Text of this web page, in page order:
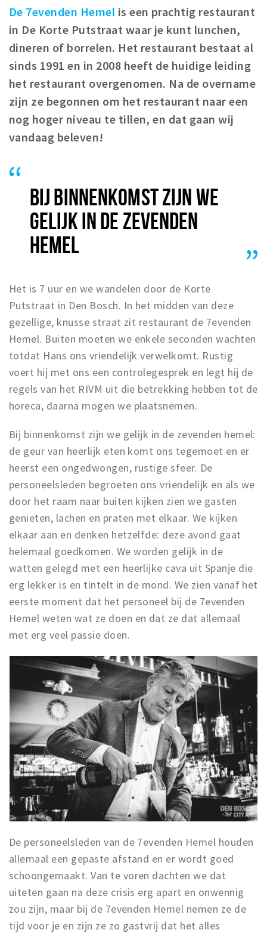
Winkelgebieden
Parkeren
Bezienswaardigheden
Musea, theaters & podia
Uitjes & activiteiten
Toeristische routes
Natuurgebieden
Andere City Apps
Inloggen
De 7evenden Hemel is een prachtig restaurant
in De Korte Putstraat waar je kunt lunchen,
dineren of borrelen. Het restaurant bestaat al
sinds 1991 en in 2008 heeft de huidige leiding
het restaurant overgenomen. Na de overname
zijn ze begonnen om het restaurant naar een
nog hoger niveau te tillen, en dat gaan wij
vandaag beleven!
BIJ BINNENKOMST ZIJN WE
GELIJK IN DE ZEVENDEN
HEMEL
Het is 7 uur en we wandelen door de Korte
Putstraat in Den Bosch. In het midden van deze
gezellige, knusse straat zit restaurant de 7evenden
Hemel. Buiten moeten we enkele seconden wachten
totdat Hans ons vriendelijk verwelkomt. Rustig
voert hij met ons een controlegesprek en legt hij de
regels van het RIVM uit die betrekking hebben tot de
horeca, daarna mogen we plaatsnemen.
Bij binnenkomst zijn we gelijk in de zevenden hemel:
de geur van heerlijk eten komt ons tegemoet en er
heerst een ongedwongen, rustige sfeer. De
personeelsleden begroeten ons vriendelijk en als we
door het raam naar buiten kijken zien we gasten
genieten, lachen en praten met elkaar. We kijken
elkaar aan en denken hetzelfde: deze avond gaat
helemaal goedkomen. We worden gelijk in de
watten gelegd met een heerlijke cava uit Spanje die
erg lekker is en tintelt in de mond. We zien vanaf het
eerste moment dat het personeel bij de 7evenden
Hemel weten wat ze doen en dat ze dat allemaal
met erg veel passie doen.
De personeelsleden van de 7evenden Hemel houden
allemaal een gepaste afstand en er wordt goed
schoongemaakt. Van te voren dachten we dat
uiteten gaan na deze crisis erg apart en onwennig
zou zijn, maar bij de 7evenden Hemel nemen ze de
tijd voor je en zijn ze zo gastvrij dat het alles